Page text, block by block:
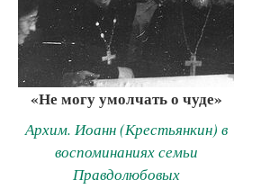
«Не могу умолчать о чуде»
Архим. Иоанн (Крестьянкин) в
воспоминаниях семьи
Правдолюбовых